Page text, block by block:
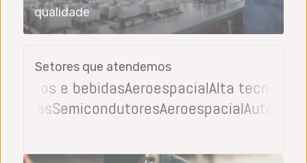
qualidade
Setores que atendemos
e bebidasAeroespacialAlta tecnologia
e bebidasSemicondutoresAeroespacial